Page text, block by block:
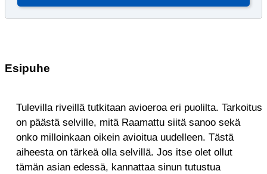
Esipuhe
Tulevilla riveillä tutkitaan avioeroa eri puolilta. Tarkoitus
on päästä selville, mitä Raamattu siitä sanoo sekä
onko milloinkaan oikein avioitua uudelleen. Tästä
aiheesta on tärkeä olla selvillä. Jos itse olet ollut
tämän asian edessä, kannattaa sinun tutustua